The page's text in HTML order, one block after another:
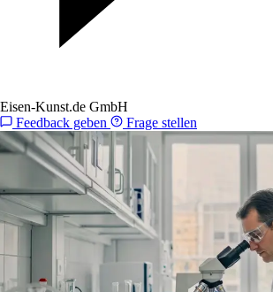
Eisen-Kunst.de GmbH
Feedback geben
Frage stellen